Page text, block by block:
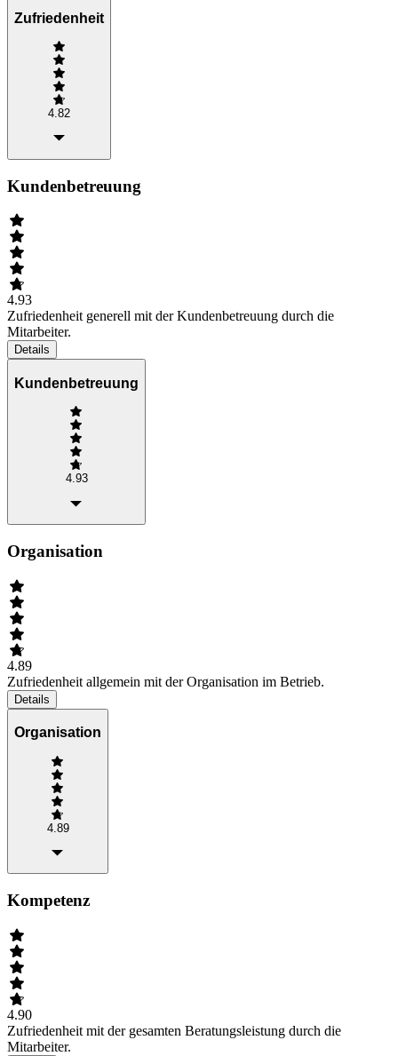
Zufriedenheit
4.82
Kundenbetreuung
4.93
Zufriedenheit generell mit der Kundenbetreuung durch die
Mitarbeiter.
Details
Kundenbetreuung
4.93
Organisation
4.89
Zufriedenheit allgemein mit der Organisation im Betrieb.
Details
Organisation
4.89
Kompetenz
4.90
Zufriedenheit mit der gesamten Beratungsleistung durch die
Mitarbeiter.